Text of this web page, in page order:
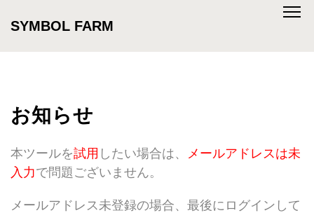
SYMBOL FARM
お知らせ
本ツールを試用 したい場合は、 メールアドレスは未
入力で問題ございません。
メールアドレス未登録の場合、最後にログインして